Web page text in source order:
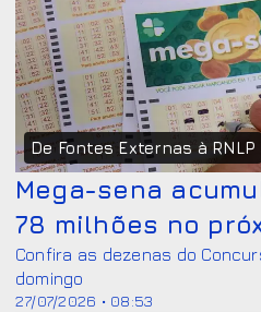
De Fontes Externas à RNLP
27/07/2026 • 08:53
Mega-sena
78 milhões no
Confira as dezenas do
domingo